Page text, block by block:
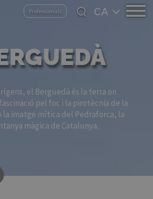
Professionals
Select
your
el Berguedà és la terra on
pel foc i la pirotècnia de la
la imatge mítica del Pedraforca, la
màgica de Catalunya.